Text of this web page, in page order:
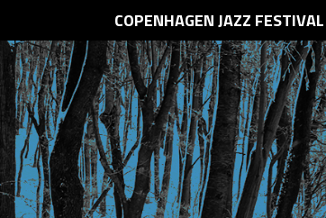
COPENHAGEN JAZZ FESTIVAL